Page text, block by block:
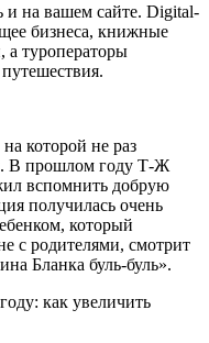
и на вашем сайте. Digital-
бизнеса, книжные
а туроператоры
которой не раз
В прошлом году Т-Ж
вспомнить добрую
получилась очень
который
с родителями, смотрит
Бланка буль-буль».